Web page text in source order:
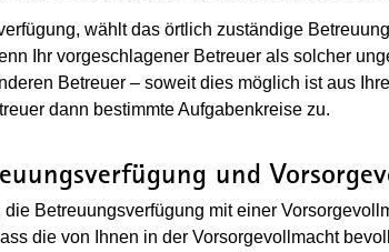
wählt das örtlich zuständige
Ihr vorgeschlagener Betreuer als solcher
Betreuer – soweit dies möglich ist aus
dann bestimmte Aufgabenkreise zu.
und
Betreuungsverfügung mit einer
die von Ihnen in der Vorsorgevollmacht